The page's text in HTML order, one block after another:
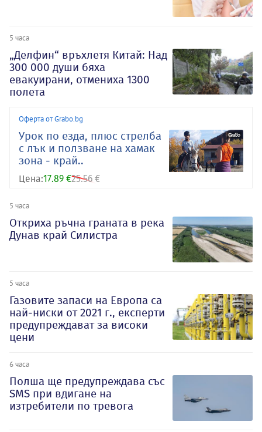
5 часа
„Делфин“ връхлетя Китай: Над
300 000 души бяха
евакуирани, отмениха 1300
полета
Оферта от Grabo.bg
Урок по езда, плюс стрелба
с лък и ползване на хамак
зона - край..
Цена:17.89 €25.56 €
5 часа
Откриха ръчна граната в река
Дунав край Силистра
5 часа
Газовите запаси на Европа са
най-ниски от 2021 г., експерти
предупреждават за високи
цени
6 часа
Полша ще предупреждава със
SMS при вдигане на
изтребители по тревога